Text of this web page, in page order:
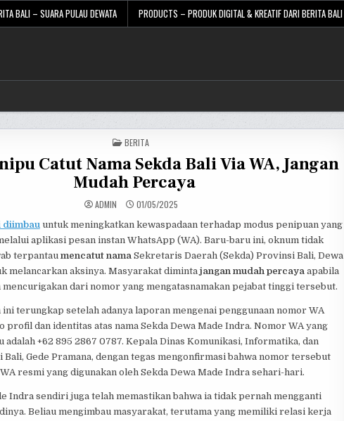
BALI – SUARA PULAU DEWATA PRODUCTS – PRODUK DIGITAL & KREATIF DARI BERITA BALI
POSTED
IN
BERITA
Catut Nama Sekda Bali Via WA, Jangan
Mudah Percaya
ADMIN 01/05/2025
diimbauuntuk meningkatkan kewaspadaan terhadap modus penipuan yang
aplikasi pesan instan WhatsApp (WA). Baru-baru ini, oknum tidak
terpantau mencatut namaSekretaris Daerah (Sekda) Provinsi Bali, Dewa
melancarkan aksinya. Masyarakat diminta jangan mudah percayaapabila
dari nomor yang mengatasnamakan pejabat tinggi tersebut.
terungkap setelah adanya laporan mengenai penggunaan nomor WA
profil dan identitas atas nama Sekda Dewa Made Indra. Nomor WA yang
adalah +62 895 2867 0787. Kepala Dinas Komunikasi, Informatika, dan
Gede Pramana, dengan tegas mengonfirmasi bahwa nomor tersebut
resmi yang digunakan oleh Sekda Dewa Made Indra sehari-hari.
Indra sendiri juga telah memastikan bahwa ia tidak pernah mengganti
Beliau mengimbau masyarakat, terutama yang memiliki relasi kerja